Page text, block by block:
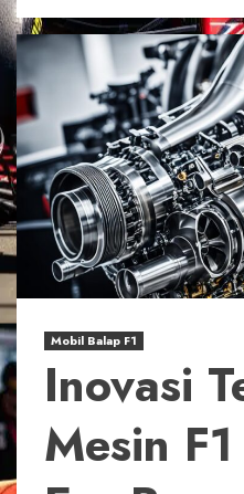
Mobil Balap F1
Inovasi
Mesin